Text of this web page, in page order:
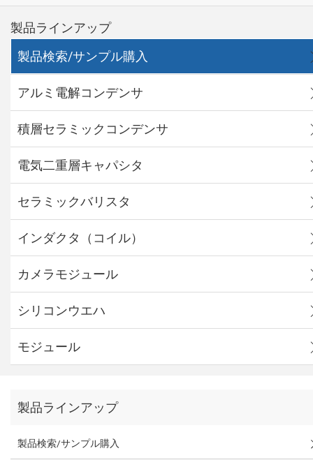
製品ラインアップ
製品検索/サンプル購入
アルミ電解コンデンサ
積層セラミックコンデンサ
電気二重層キャパシタ
セラミックバリスタ
インダクタ（コイル）
カメラモジュール
シリコンウエハ
モジュール
製品ラインアップ
製品検索/サンプル購入